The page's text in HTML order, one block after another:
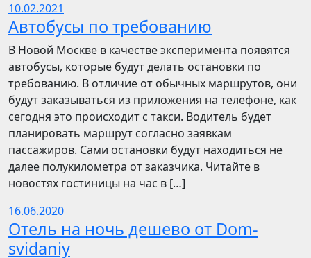
10.02.2021
Автобусы по требованию
В Новой Москве в качестве эксперимента появятся
автобусы, которые будут делать остановки по
требованию. В отличие от обычных маршрутов, они
будут заказываться из приложения на телефоне, как
сегодня это происходит с такси. Водитель будет
планировать маршрут согласно заявкам
пассажиров. Сами остановки будут находиться не
далее полукилометра от заказчика. Читайте в
новостях гостиницы на час в […]
16.06.2020
Отель на ночь дешево от Dom-
svidaniy